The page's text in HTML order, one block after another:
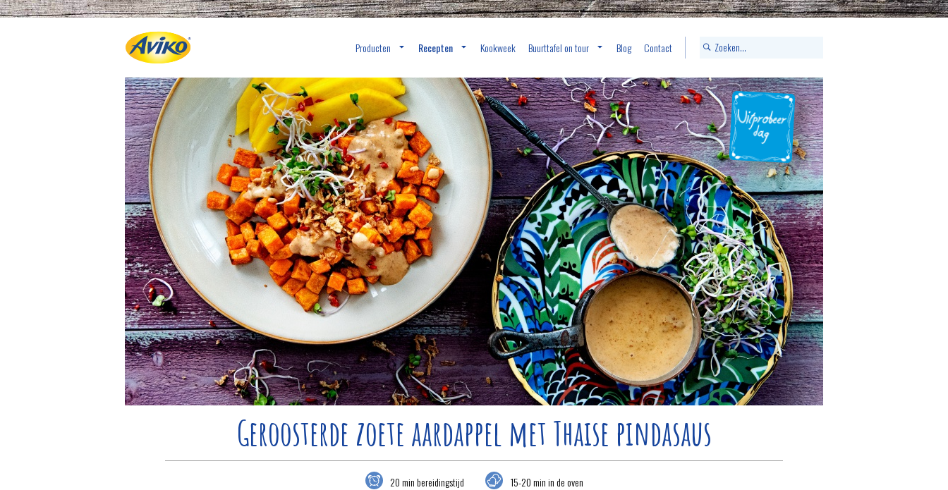
Producten Recepten Kookweek Buurttafel on tour Blog Contact
Geroosterde zoete aardappel met Thaise pindasaus
20 min bereidingstijd 15-20 min in de oven